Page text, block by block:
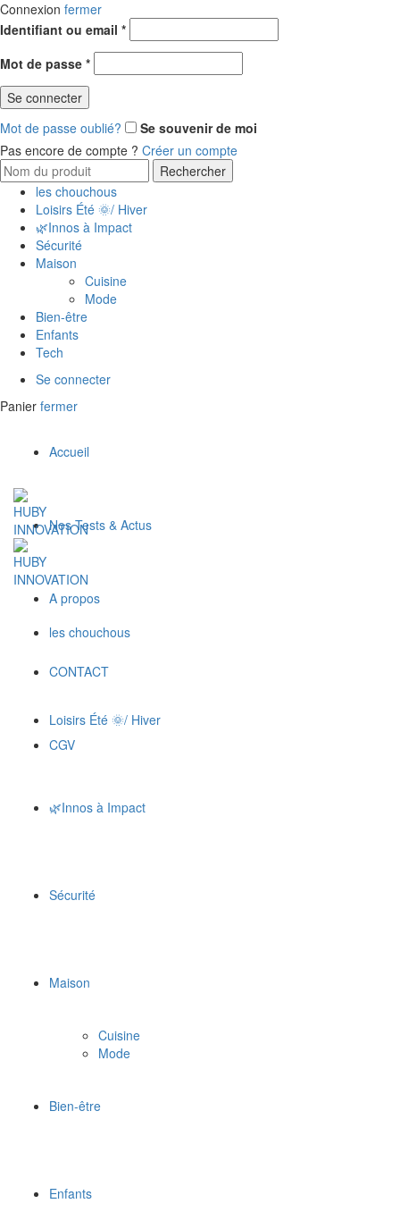
Connexion fermer
Identifiant ou email *
Mot de passe *
Se connecter
Mot de passe oublié?
Se souvenir de moi
Pas encore de compte ? Créer un compte
Rechercher
les chouchous
Loisirs Été 🌞/ Hiver
🌿Innos à Impact
Sécurité
Maison
Cuisine
Mode
Bien-être
Enfants
Tech
Se connecter
Panier fermer
Accueil
Nos Tests & Actus
A propos
CONTACT
CGV
les chouchous
Loisirs Été 🌞/ Hiver
🌿Innos à Impact
Sécurité
Maison
Cuisine
Mode
Bien-être
Enfants